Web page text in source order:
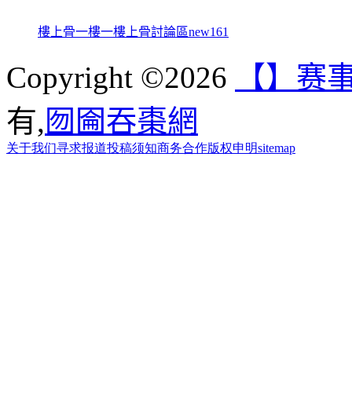
樓上骨一樓一樓上骨討論區new161
Copyright ©2026
【】赛
有,囫圇吞棗網
关于我们寻求报道投稿须知商务合作版权申明sitemap